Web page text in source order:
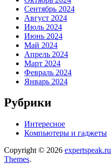
Сентябрь 2024
Август 2024
Июль 2024
Июнь 2024
Май 2024
Апрель 2024
Март 2024
Февраль 2024
Январь 2024
Рубрики
Интересное
Компьютеры и гаджеты
Copyright © 2026 expertspeak.ru
Themes.